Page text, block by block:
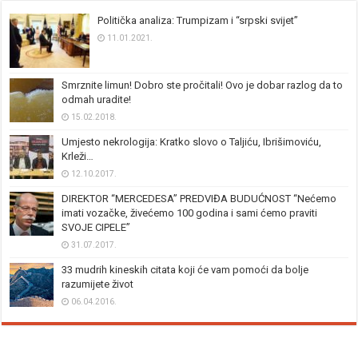
Politička analiza: Trumpizam i “srpski svijet”
11.01.2021.
Smrznite limun! Dobro ste pročitali! Ovo je dobar razlog da to
odmah uradite!
15.02.2018.
Umjesto nekrologija: Kratko slovo o Taljiću, Ibrišimoviću,
Krleži…
12.10.2017.
DIREKTOR “MERCEDESA” PREDVIĐA BUDUĆNOST “Nećemo
imati vozačke, živećemo 100 godina i sami ćemo praviti
SVOJE CIPELE”
31.07.2017.
33 mudrih kineskih citata koji će vam pomoći da bolje
razumijete život
06.04.2016.